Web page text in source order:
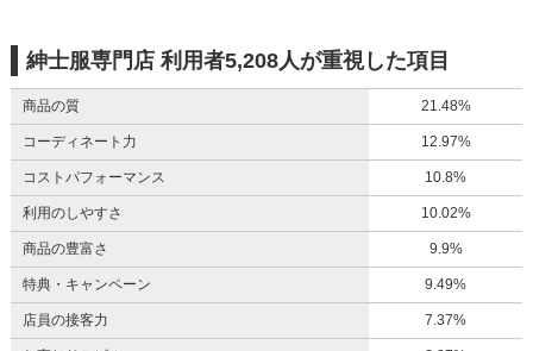
紳士服専門店 利用者5,208人が重視した項目
商品の質 21.48%
コーディネート力 12.97%
コストパフォーマンス 10.8%
利用のしやすさ 10.02%
商品の豊富さ 9.9%
特典・キャンペーン 9.49%
店員の接客力 7.37%